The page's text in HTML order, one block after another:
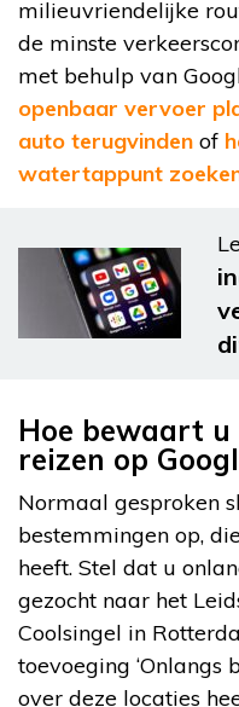
milieuvriendelijke
de minste
met behulp van
openbaar vervoer
auto terugvinden of
watertappunt
Hoe bewaart
reizen op
Normaal gesproken
bestemmingen op,
heeft. Stel dat u
gezocht naar het
Coolsingel in
toevoeging ‘Onlangs
over deze locaties